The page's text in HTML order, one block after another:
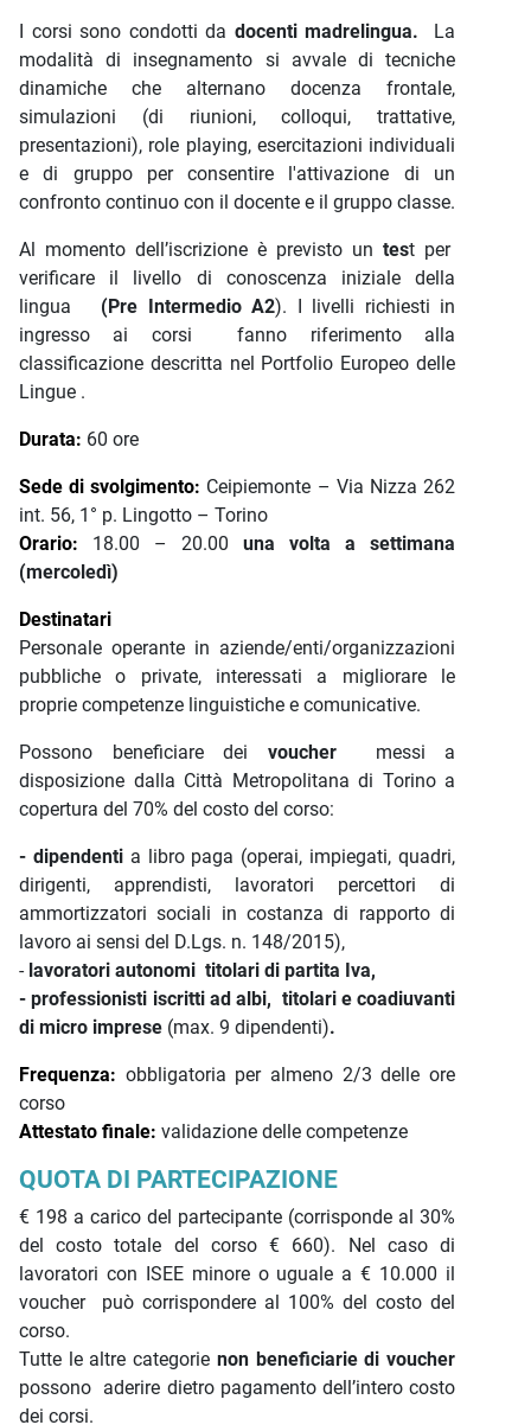
I corsi sono condotti da docenti madrelingua.
La
modalità di insegnamento si avvale di tecniche
dinamiche che alternano docenza frontale,
simulazioni (di riunioni, colloqui, trattative,
presentazioni), role playing, esercitazioni individuali
e di gruppo per consentire l'attivazione di un
confronto continuo con il docente e il gruppo classe.
Al momento dell’iscrizione è previsto un test per
verificare il livello di conoscenza iniziale della
lingua
(Pre Intermedio A2). I livelli richiesti in
ingresso ai corsi fanno riferimento alla
classificazione descritta nel Portfolio Europeo delle
Lingue .
Durata: 60 ore
Sede di svolgimento: Ceipiemonte – Via Nizza 262
int. 56, 1° p. Lingotto – Torino
Orario: 18.00 – 20.00 una volta a settimana
(mercoledì)
Destinatari
Personale operante in aziende/enti/organizzazioni
pubbliche o private, interessati a migliorare le
proprie competenze linguistiche e comunicative.
Possono beneficiare dei vouchermessi a
disposizione dalla Città Metropolitana di Torino a
copertura del 70% del costo del corso:
- dipendentia libro paga (operai, impiegati, quadri,
dirigenti, apprendisti, lavoratori percettori di
ammortizzatori sociali in costanza di rapporto di
lavoro ai sensi del D.Lgs. n. 148/2015),
- lavoratori autonomi titolari di partita Iva,
- professionisti iscritti ad albi, titolari e coadiuvanti
di micro imprese (max. 9 dipendenti).
Frequenza: obbligatoria per almeno 2/3 delle ore
corso
Attestato finale: validazione delle competenze
QUOTA DI PARTECIPAZIONE
€ 198 a carico del partecipante (corrisponde al 30%
del costo totale del corso € 660). Nel caso di
lavoratori con ISEE minore o uguale a € 10.000 il
voucher può corrispondere al 100% del costo del
corso.
Tutte le altre categorie non beneficiarie di voucher
possono aderire dietro pagamento dell’intero costo
dei corsi.